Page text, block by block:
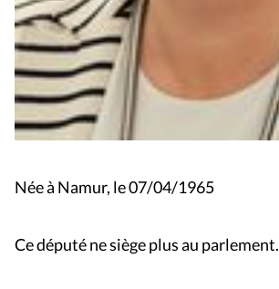
Née à Namur, le 07/04/1965
Ce député ne siège plus au parlement.